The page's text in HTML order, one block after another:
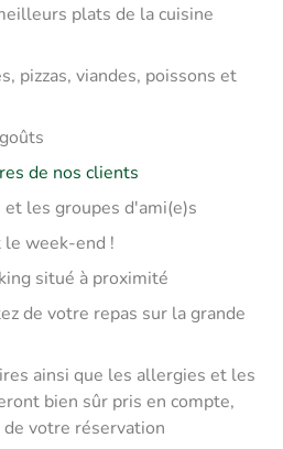
plats de la cuisine
pizzas, viandes, poissons et
de nos clients
les groupes d'ami(e)s
week-end !
situé à proximité
de votre repas sur la grande
ainsi que les allergies et les
bien sûr pris en compte,
votre réservation